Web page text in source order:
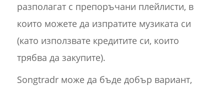
разполагат с препоръчани плейлисти, в
които можете да изпратите музиката си
(като използвате кредитите си, които
трябва да закупите).
Songtradr може да бъде добър вариант,